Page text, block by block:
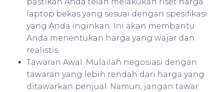
laptop bekas yang sesuai dengan spesifikasi
yang Anda inginkan. Ini akan membantu
Anda menentukan harga yang wajar dan
realistis.
Tawaran Awal: Mulailah negosiasi dengan
tawaran yang lebih rendah dari harga yang
ditawarkan penjual. Namun, jangan tawar